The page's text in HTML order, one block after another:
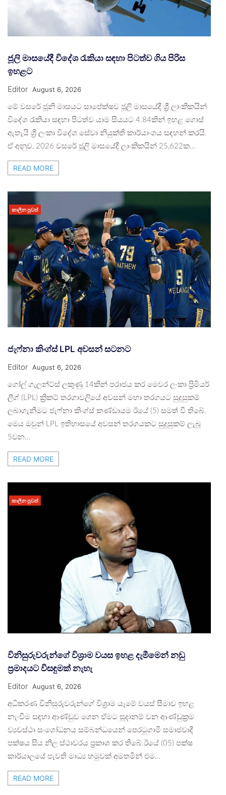
ජූලි මාසයේදී විදේශ රැකියා සඳහා පිටත්ව ගිය පිරිස
ඉහළට
Editor August 6, 2026
මේ වසරේ ජූනි මාසයට සාපේක්ෂව ජූලි මාසයේදී ශ්‍රී ලාංකිකයින්
විදේශ රැකියා සඳහා පිටත්ව යාම සියයට 4.84කින් ඉහළ ගොස්
ඇතැයි ශ්‍රී ලංකා විදේශ සේවා නියුක්ති කාර්යාංශය සඳහන් කරයි.
ඒ අනුව, 2026 වසරේ ජූලි මාසයේදී ලාංකිකයින් 25,622ක…
READ MORE
කාලීන පුවත්
ජැෆ්නා කිංග්ස් LPL අවසන් සටනට
Editor August 6, 2026
ගෝල් ගැලන්ට්ස් ලකුණු 14කින් පරාජය කර මෙවර ලංකා ප්‍රිමියර්
ලීග් (LPL) ක්‍රිකට් තරගාවලියේ අවසන් මහා තරගයට සුදුසුකම්
ලබාගැනීමට ජැෆ්නා කිංග්ස් කණ්ඩායම ඊයේ (5) සමත් වී තිබේ.
මෙය ඔවුන් LPL ඉතිහාසයේ අවසන් තරගයකට සුදුසුකම් ලැබූ
5වන…
READ MORE
කාලීන පුවත්
විනිසුරුවරුන්ගේ විශ්‍රාම වයස ඉහළ දැමීමෙන් නඩු
ප්‍රමාදයට විසඳුමක් නැහැ
Editor August 6, 2026
අධිකරණ විනිසුරුවරුන්ගේ විශ්‍රාම යෑමේ වයස් සීමාව ඉහළ
නැංවීම සඳහා ආණ්ඩුව ගෙන ඒමට සූදානම් වන ආණ්ඩුක්‍රම
ව්‍යවස්ථා සංශෝධනය සම්බන්ධයෙන් පෙරටුගාමී සමාජවාදී
පක්ෂය සිය නිල ස්ථාවරය ප්‍රකාශ කර තිබේ.ඊයේ (05) පක්ෂ
කාර්යාලයේ පැවති මාධ්‍ය හමුවක් අමතමින් එම…
READ MORE